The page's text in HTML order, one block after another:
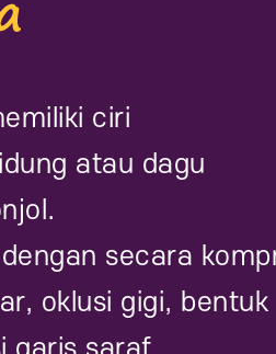
ciri
atau dagu
secara
oklusi gigi, bentuk